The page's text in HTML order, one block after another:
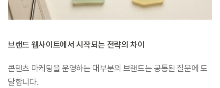
브랜드 웹사이트에서 시작되는 전략의 차이
콘텐츠 마케팅을 운영하는 대부분의 브랜드는 공통된 질문에 도
달합니다.